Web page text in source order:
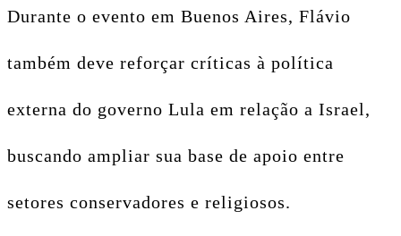
Durante o evento em Buenos Aires, Flávio
também deve reforçar críticas à política
externa do governo Lula em relação a Israel,
buscando ampliar sua base de apoio entre
setores conservadores e religiosos.